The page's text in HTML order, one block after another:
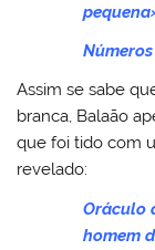
Números
Assim se sabe
branca, Balaão
que foi tido com
revelado:
Oráculo
homem